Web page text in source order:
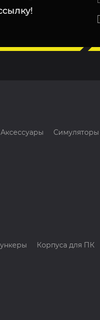
Аксессуары
Симуляторы
Корпуса для ПК